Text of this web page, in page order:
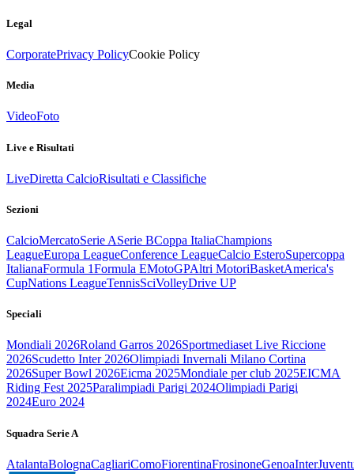
Legal
CorporatePrivacy PolicyCookie Policy
Media
VideoFoto
Live e Risultati
LiveDiretta CalcioRisultati e Classifiche
Sezioni
CalcioMercatoSerie ASerie BCoppa ItaliaChampions
LeagueEuropa LeagueConference LeagueCalcio EsteroSupercoppa
ItalianaFormula 1Formula EMotoGPAltri MotoriBasketAmerica's
CupNations LeagueTennisSciVolleyDrive UP
Speciali
Mondiali 2026Roland Garros 2026Sportmediaset Live Riccione
2026Scudetto Inter 2026Olimpiadi Invernali Milano Cortina
2026Super Bowl 2026Eicma 2025Mondiale per club 2025EICMA
Riding Fest 2025Paralimpiadi Parigi 2024Olimpiadi Parigi
2024Euro 2024
Squadra Serie A
AtalantaBolognaCagliariComoFiorentinaFrosinoneGenoaInter